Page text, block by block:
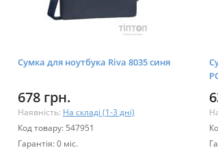
Сумка для ноутбука Riva 8035 синя
678 грн.
Наявність: На складі (1-3 дні)
Код товару: 547951
Гарантія: 0 міс.